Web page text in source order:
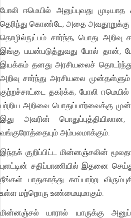
போலி ஈமெயில் அனுப்புவது
தெரிந்து கொண்டே, அதை அவதூறுக்கு
தொழில்நுட்பம் சார்ந்த, பொது
இங்கு பயன்படுத்துவது போல் தான்,
இயக்கம் தனது அரசியலைச் தொடர்ந்து
அறிவு சார்ந்து அரசியலை
குற்றச்சாட்டை தகர்க்க, போலி ஈமெயில்
பற்றிய அறிவை பொதுப்பார்வைக்கு
இது அவரின்
வங்குரோத்தையும் அம்பலமாக்கும்.
இந்தக் குறிப்பிட்ட மின்னஞ்சலின்
புளட்டின் சதிப்பாணியில் இதனை
நீங்கள் பாதுகாத்து காப்பாற்ற
உள்ள மற்றொரு உண்மையுமாகும்.
மின்னஞ்சல் யாரால் யாருக்கு